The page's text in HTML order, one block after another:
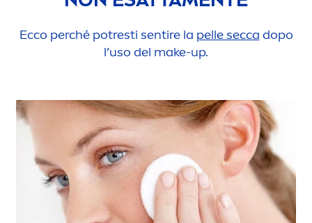
Ecco perché potresti sentire la pelle secca dopo
l’uso del make-up.